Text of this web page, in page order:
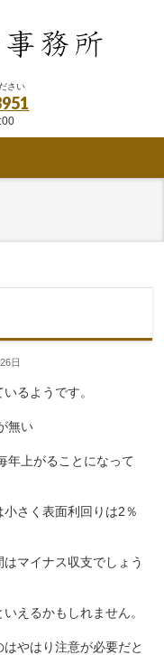
さい
日
るようです。
無い
年上がることになって
さく表面利回りは2％
マイナス収支でしょう
えるかもしれません。
やはり注意が必要だと